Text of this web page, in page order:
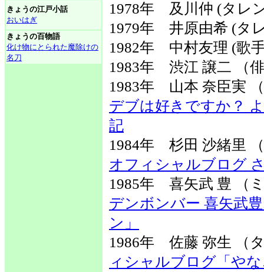
きょうの江戸小話
おいはぎ
きょうの百物語
化け物にとられた魔除けの
名刀
1978年 及川仲 (タレ
1979年 井原由希 (タ
1982年 中村友理 (歌
1983年 渋江 譲二 （
1983年 山本 奈臣
デブは好きですか？
記
1984年 杉田 沙緒
オフィシャルブログ
1985年 喜矢武 豊
デンボンバー 喜矢武
ン」
1986年 佐藤 弥生
ィシャルブログ「や